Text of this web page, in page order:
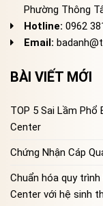
Phường Thông
Hotline: 0962
Email:
BÀI VIẾT MỚI
TOP 5 Sai Lầm Phổ
Center
Chứng Nhận Cáp
Chuẩn hóa quy
Center với hệ sinh